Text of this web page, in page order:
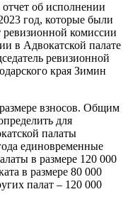
об исполнении
год, которые были
комиссии
в Адвокатской палате
ревизионной
края Зимин
взносов. Общим
для
палаты
единовременные
в размере 120 000
в размере 80 000
палат – 120 000